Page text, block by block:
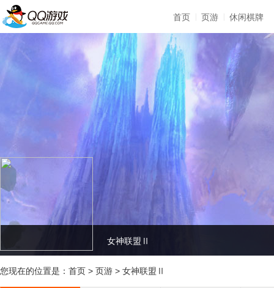
首页 页游 休闲棋牌
女神联盟Ⅱ
您现在的位置是： 首页 > 页游 > 女神联盟Ⅱ